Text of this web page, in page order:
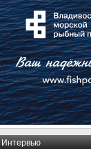
Интервью